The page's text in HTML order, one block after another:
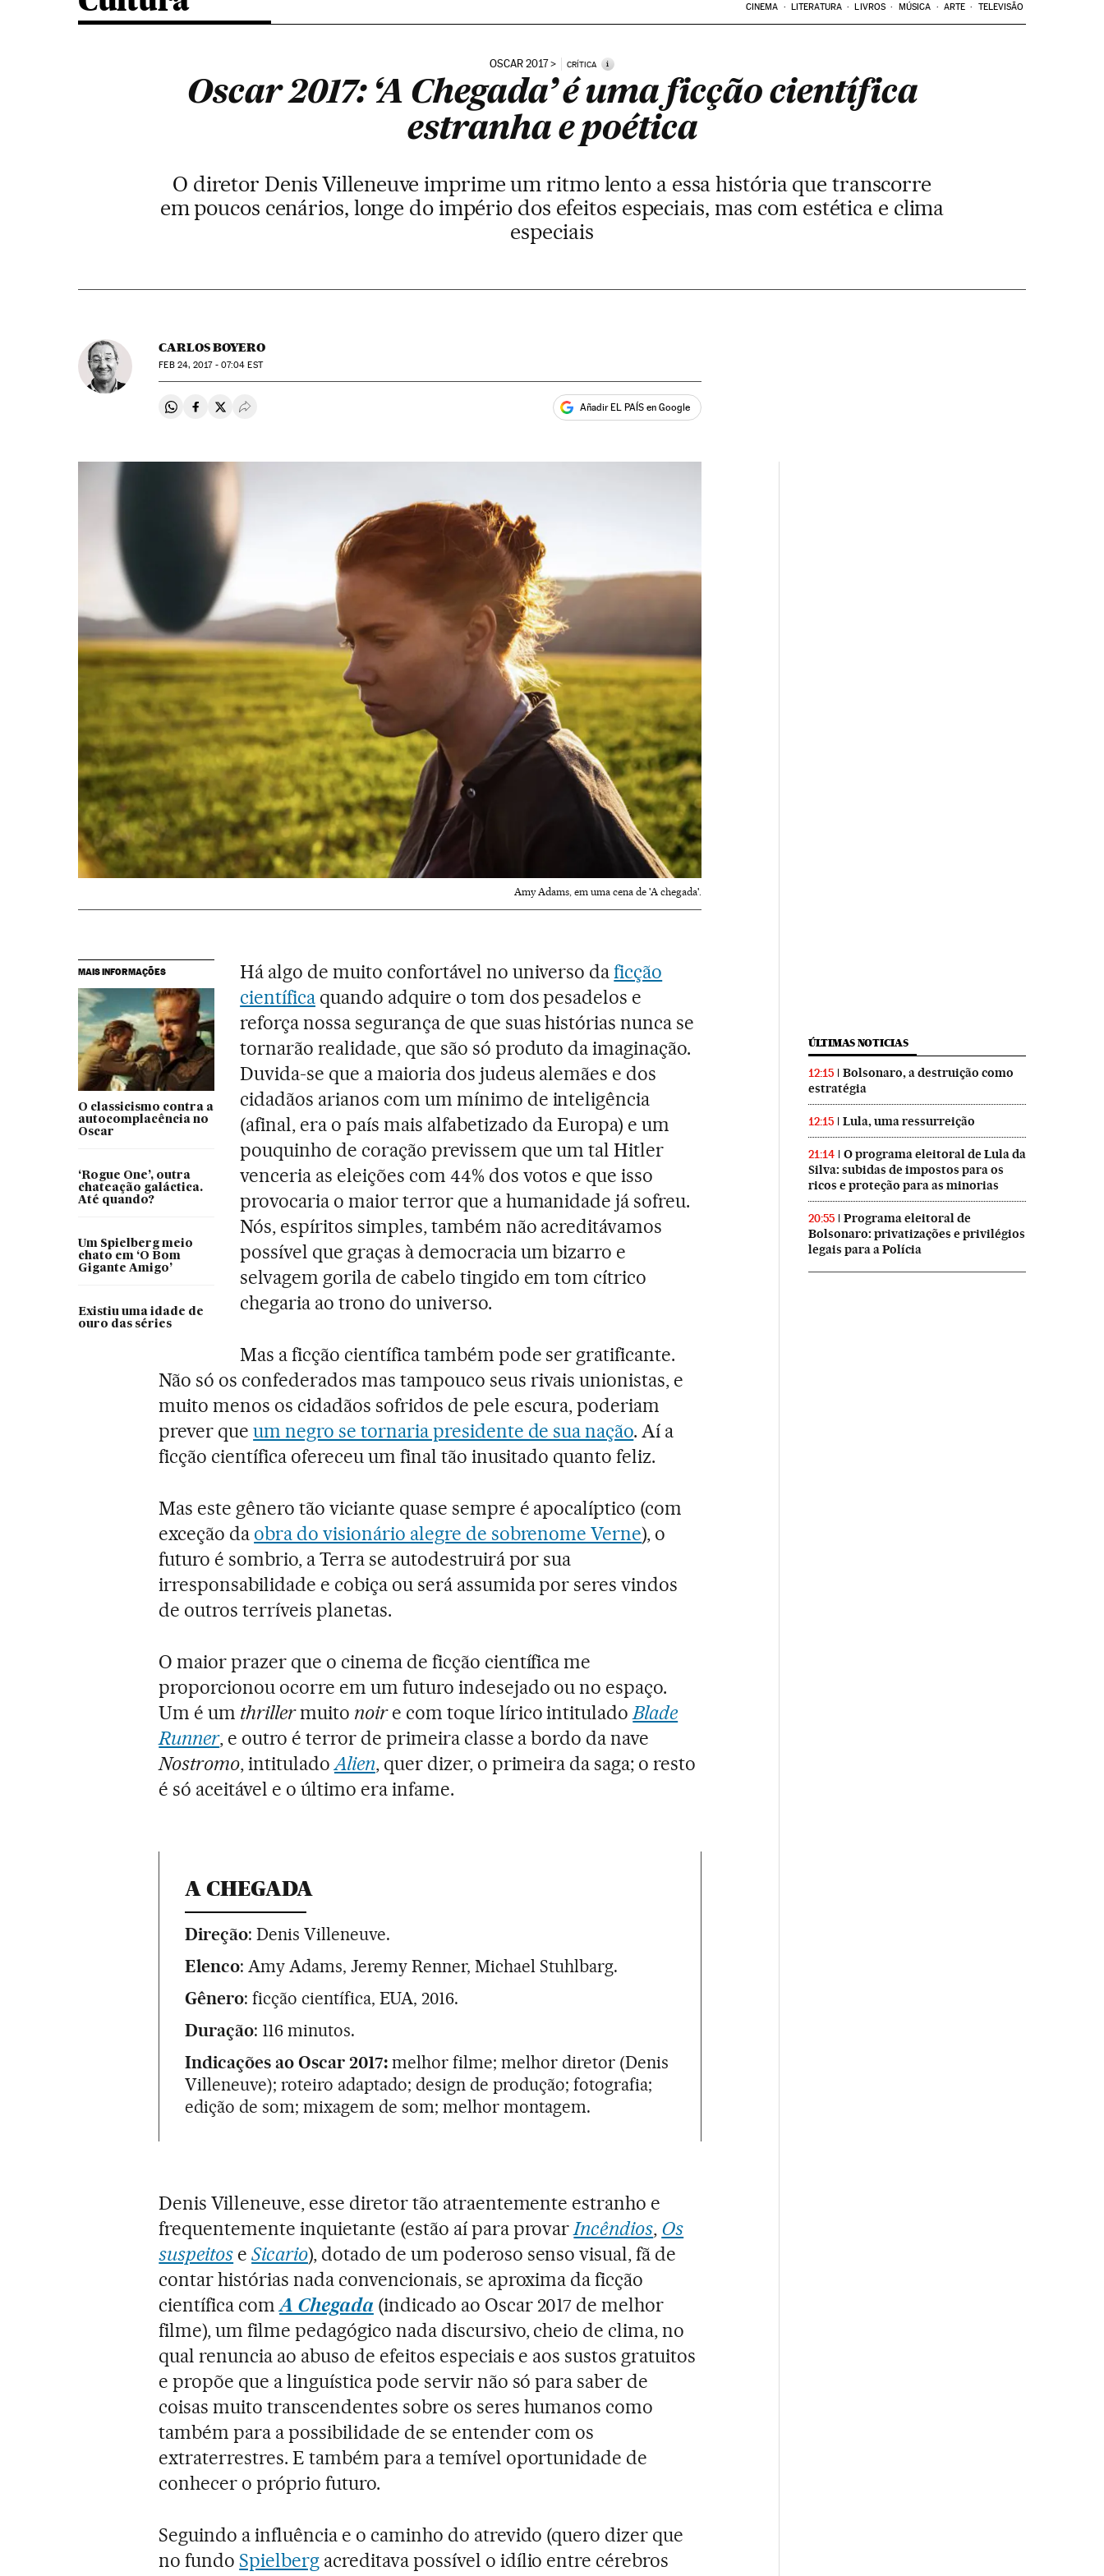
CINEMA LITERATURA LIVROS MÚSICA ARTE TELEVISÃO
OSCAR 2017 CRÍTICA i
Oscar 2017: ‘A Chegada’ é uma ficção científica
estranha e poética
O diretor Denis Villeneuve imprime um ritmo lento a essa história que transcorre
em poucos cenários, longe do império dos efeitos especiais, mas com estética e clima
especiais
CARLOS BOYERO
FEB24, 2017 - 07:04 EST
Compartir en Whatsapp
Compartir en Facebook
Compartir en Twitter
Desplegar Redes Sociales Añadir EL PAÍS en Google
Amy Adams, em uma cena de 'A chegada'.
MAIS INFORMAÇÕES
O classicismo contra a
autocomplacência no
Oscar
‘Rogue One’, outra
chateação galáctica.
Até quando?
Um Spielberg meio
chato em ‘O Bom
Gigante Amigo’
Existiu uma idade de
ouro das séries
Há algo de muito confortável no universo daficção
científicaquando adquire o tom dos pesadelos e
reforça nossa segurança de que suas histórias nunca se
tornarão realidade, que são só produto da imaginação.
Duvida-se que a maioria dos judeus alemães e dos
cidadãos arianos com um mínimo de inteligência
(afinal, era o país mais alfabetizado da Europa) e um
pouquinho de coração previssem que um tal Hitler
venceria as eleições com 44% dos votos e que isso
provocaria o maior terror que a humanidade já sofreu.
Nós, espíritos simples, também não acreditávamos
possível que graças à democracia um bizarro e
selvagem gorila de cabelo tingido em tom cítrico
chegaria ao trono do universo.
Mas a ficção científica também pode ser gratificante.
Não só os confederados mas tampouco seus rivais unionistas, e
muito menos os cidadãos sofridos de pele escura, poderiam
prever queum negro se tornaria presidente de sua nação. Aí a
ficção científica ofereceu um final tão inusitado quanto feliz.
Mas este gênero tão viciante quase sempre é apocalíptico (com
exceção da obra do visionário alegre de sobrenome Verne), o
futuro é sombrio, a Terra se autodestruirá por sua
irresponsabilidade e cobiça ou será assumida por seres vindos
de outros terríveis planetas.
O maior prazer que o cinema de ficção científica me
proporcionou ocorre em um futuro indesejado ou no espaço.
Um é um thrillermuito noire com toque lírico intituladoBlade
Runner, e outro é terror de primeira classe a bordo da nave
Nostromo, intituladoAlien, quer dizer, o primeira da saga; o resto
é só aceitável e o último era infame.
A CHEGADA
Direção: Denis Villeneuve.
Elenco: Amy Adams, Jeremy Renner, Michael Stuhlbarg.
Gênero: ficção científica, EUA, 2016.
Duração: 116 minutos.
Indicações ao Oscar 2017: melhor filme; melhor diretor (Denis
Villeneuve); roteiro adaptado; design de produção; fotografia;
edição de som; mixagem de som; melhor montagem.
Denis Villeneuve, esse diretor tão atraentemente estranho e
frequentemente inquietante (estão aí para provarIncêndios, Os
suspeitos eSicario), dotado de um poderoso senso visual, fã de
contar histórias nada convencionais, se aproxima da ficção
científica comA Chegada (indicado ao Oscar 2017 de melhor
filme), um filme pedagógico nada discursivo, cheio de clima, no
qual renuncia ao abuso de efeitos especiais e aos sustos gratuitos
e propõe que a linguística pode servir não só para saber de
coisas muito transcendentes sobre os seres humanos como
também para a possibilidade de se entender com os
extraterrestres. E também para a temível oportunidade de
conhecer o próprio futuro.
Seguindo a influência e o caminho do atrevido (quero dizer que
no fundo Spielberg acreditava possível o idílio entre cérebros
ÚLTIMAS NOTICIAS
12:15
Bolsonaro, a destruição como
estratégia
12:15 Lula, uma ressurreição
21:14
O programa eleitoral de Lula da
Silva: subidas de impostos para os
ricos e proteção para as minorias
20:55
Programa eleitoral de
Bolsonaro: privatizações e privilégios
legais para a Polícia